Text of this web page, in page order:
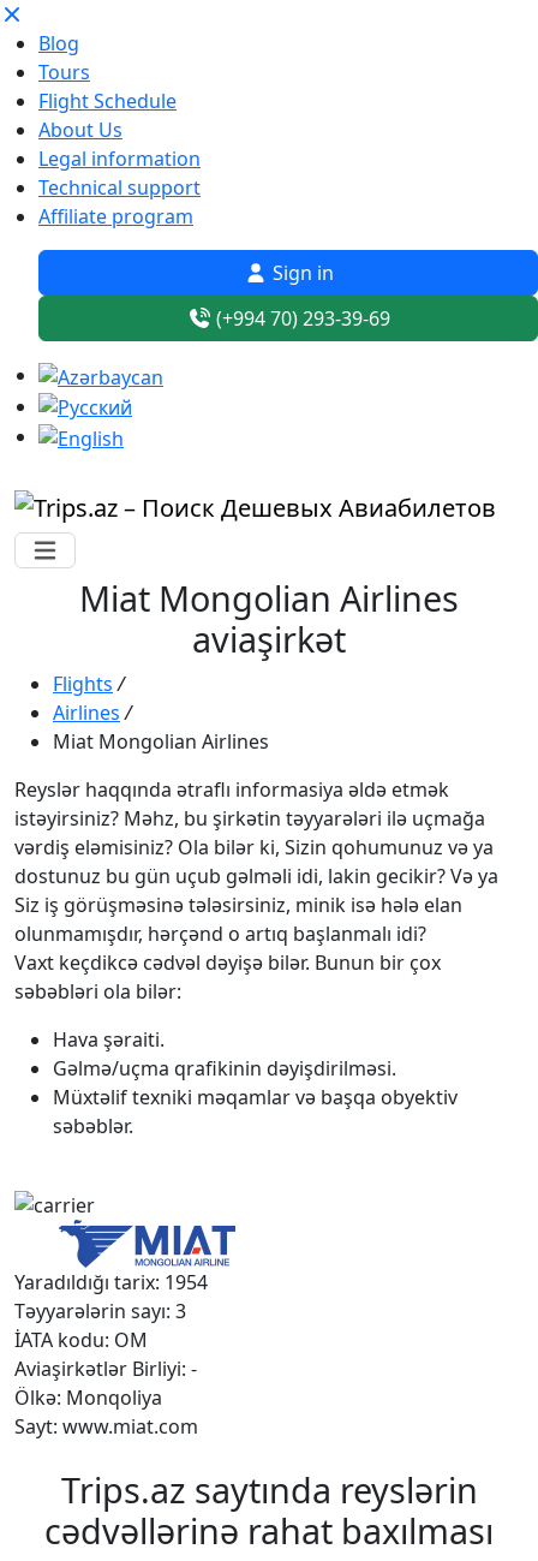
Blog
Tours
Flight Schedule
About Us
Legal information
Technical support
Affiliate program
Sign in
(+994 70) 293-39-69
Miat Mongolian Airlines
aviaşirkət
Flights /
Airlines /
Miat Mongolian Airlines
Reyslər haqqında ətraflı informasiya əldə etmək
istəyirsiniz? Məhz, bu şirkətin təyyarələri ilə uçmağa
vərdiş eləmisiniz? Ola bilər ki, Sizin qohumunuz və ya
dostunuz bu gün uçub gəlməli idi, lakin gecikir? Və ya
Siz iş görüşməsinə tələsirsiniz, minik isə hələ elan
olunmamışdır, hərçənd o artıq başlanmalı idi?
Vaxt keçdikcə cədvəl dəyişə bilər. Bunun bir çox
səbəbləri ola bilər:
Hava şəraiti.
Gəlmə/uçma qrafikinin dəyişdirilməsi.
Müxtəlif texniki məqamlar və başqa obyektiv
səbəblər.
Yaradıldığı tarix: 1954
Təyyarələrin sayı: 3
İATA kodu: OM
Aviaşirkətlər Birliyi: -
Ölkə: Monqoliya
Sayt: www.miat.com
Trips.az saytında reyslərin
cədvəllərinə rahat baxılması